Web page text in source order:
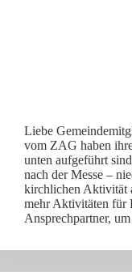
Liebe
vom ZAG haben
unten aufgeführt
nach der Messe –
kirchlichen Aktivität
mehr Aktivitäten für
Ansprechpartner,